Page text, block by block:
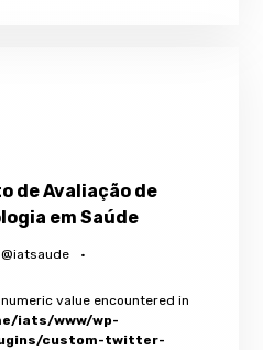
de Avaliação de
em Saúde
@iatsaude ·
value encountered in
iats/www/wp-
custom-twitter-